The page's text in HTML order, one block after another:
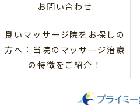
お問い合わせ
良いマッサージ院をお探しの
方へ：当院のマッサージ治療
の特徴をご紹介！